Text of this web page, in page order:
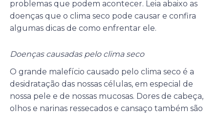
problemas que podem acontecer. Leia abaixo as
doenças que o clima seco pode causar e confira
algumas dicas de como enfrentar ele.
Doenças causadas pelo clima seco
O grande malefício causado pelo clima seco é a
desidratação das nossas células, em especial de
nossa pele e de nossas mucosas. Dores de cabeça,
olhos e narinas ressecados e cansaço também são